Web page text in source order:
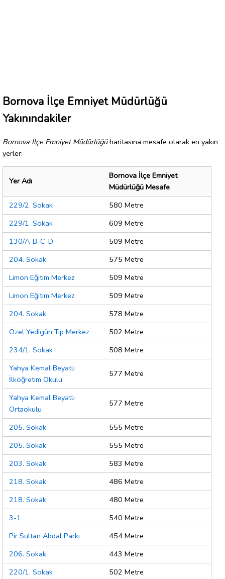
Bornova İlçe Emniyet Müdürlüğü
Yakınındakiler
Bornova İlçe Emniyet Müdürlüğüharitasına mesafe olarak en yakın
yerler:
Yer Adı
Bornova İlçe Emniyet
Müdürlüğü Mesafe
229/2. Sokak
580 Metre
229/1. Sokak
609 Metre
130/A-B-C-D
509 Metre
204. Sokak
575 Metre
Limon Eğitim Merkez
509 Metre
Limon Eğitim Merkez
509 Metre
204. Sokak
578 Metre
Özel Yedigün Tıp Merkez
502 Metre
234/1. Sokak
508 Metre
Yahya Kemal Beyatlı
İlköğretim Okulu
577 Metre
Yahya Kemal Beyatlı
Ortaokulu
577 Metre
205. Sokak
555 Metre
205. Sokak
555 Metre
203. Sokak
583 Metre
218. Sokak
486 Metre
218. Sokak
480 Metre
3-1
540 Metre
Pir Sultan Abdal Parkı
454 Metre
206. Sokak
443 Metre
220/1. Sokak
502 Metre